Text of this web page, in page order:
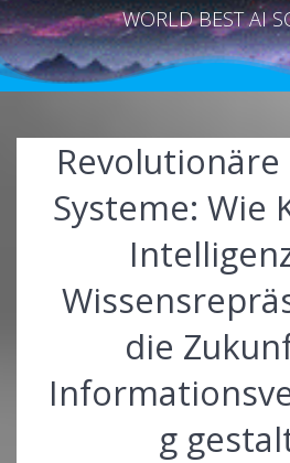
WORLD BEST AI
Systeme: Wie
die
g